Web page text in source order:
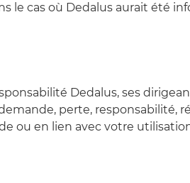
le cas où Dedalus aurait été
Dedalus, ses
perte, responsabilité,
ou en lien avec votre